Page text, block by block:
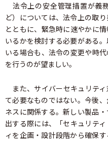
法令上の安全管理措置が義
ど）については、法令上の取
とともに、緊急時に速やかに
いるかを検討する必要がある
いる場合も、法令の変更や時
を行うのが望ましい。
また、サイバーセキュリテ
て必要なものではない。今後
ネスに関係する。新しい製品
出する際には、「セキュリテ
ィを企画・設計段階から確保